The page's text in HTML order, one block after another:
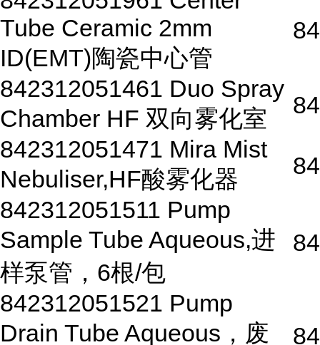
Tube Ceramic 2mm
ID(EMT)陶瓷中心管
842312051461 Duo Spray
Chamber HF 双向雾化室
842312051471 Mira Mist
Nebuliser,HF酸雾化器
842312051511 Pump
Sample Tube Aqueous,进
样泵管，6根/包
842312051521 Pump
Drain Tube Aqueous，废